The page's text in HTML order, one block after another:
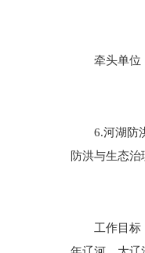
牵头单位：
6.河湖防洪
防洪与生态
工作目标：